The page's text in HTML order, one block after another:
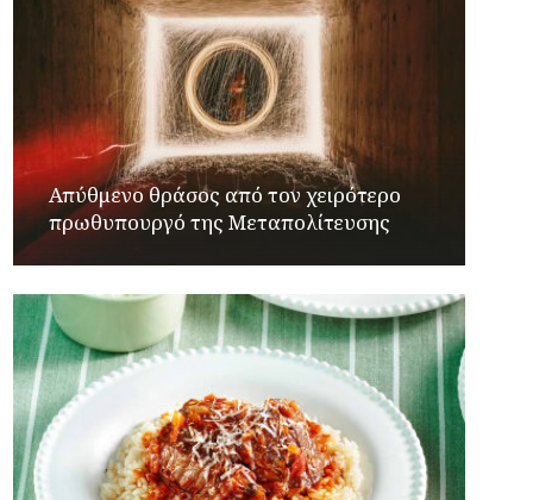
Απύθμενο θράσος από τον χειρότερο
πρωθυπουργό της Μεταπολίτευσης